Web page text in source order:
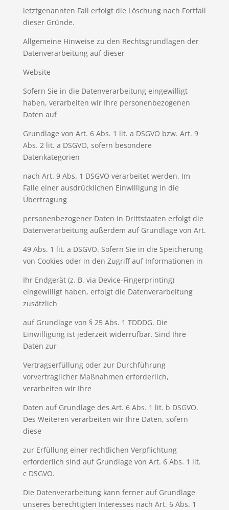
letztgenannten Fall erfolgt die Löschung nach Fortfall
dieser Gründe.
Allgemeine Hinweise zu den Rechtsgrundlagen der
Datenverarbeitung auf dieser
Website
Sofern Sie in die Datenverarbeitung eingewilligt
haben, verarbeiten wir Ihre personenbezogenen
Daten auf
Grundlage von Art. 6 Abs. 1 lit. a DSGVO bzw. Art. 9
Abs. 2 lit. a DSGVO, sofern besondere
Datenkategorien
nach Art. 9 Abs. 1 DSGVO verarbeitet werden. Im
Falle einer ausdrücklichen Einwilligung in die
Übertragung
personenbezogener Daten in Drittstaaten erfolgt die
Datenverarbeitung außerdem auf Grundlage von Art.
49 Abs. 1 lit. a DSGVO. Sofern Sie in die Speicherung
von Cookies oder in den Zugriff auf Informationen in
Ihr Endgerät (z. B. via Device-Fingerprinting)
eingewilligt haben, erfolgt die Datenverarbeitung
zusätzlich
auf Grundlage von § 25 Abs. 1 TDDDG. Die
Einwilligung ist jederzeit widerrufbar. Sind Ihre
Daten zur
Vertragserfüllung oder zur Durchführung
vorvertraglicher Maßnahmen erforderlich,
verarbeiten wir Ihre
Daten auf Grundlage des Art. 6 Abs. 1 lit. b DSGVO.
Des Weiteren verarbeiten wir Ihre Daten, sofern
diese
zur Erfüllung einer rechtlichen Verpflichtung
erforderlich sind auf Grundlage von Art. 6 Abs. 1 lit.
c DSGVO.
Die Datenverarbeitung kann ferner auf Grundlage
unseres berechtigten Interesses nach Art. 6 Abs. 1